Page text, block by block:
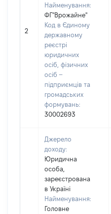
2
Найменування:
ФГ"Врожайне"
Код в Єдиному
державному
реєстрі
юридичних
осіб, фізичних
осіб –
підприємців та
громадських
формувань:
30002693
Джерело
доходу:
Юридична
особа,
зареєстрована
в Україні
Найменування:
Головне